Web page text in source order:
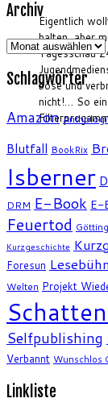
Eigentlich
halten, aber
Tagesschau
böse und
nicht!… So ein
Archiv
Archiv
Schlagwörter
Amazon
Blutfall BookRix
Isberner
DRM E-Book E-
Feuertod
Kurzgeschichte
Foresun
Welten Projekt
Selfpublishing
Verbannt Wunschlos
Linkliste